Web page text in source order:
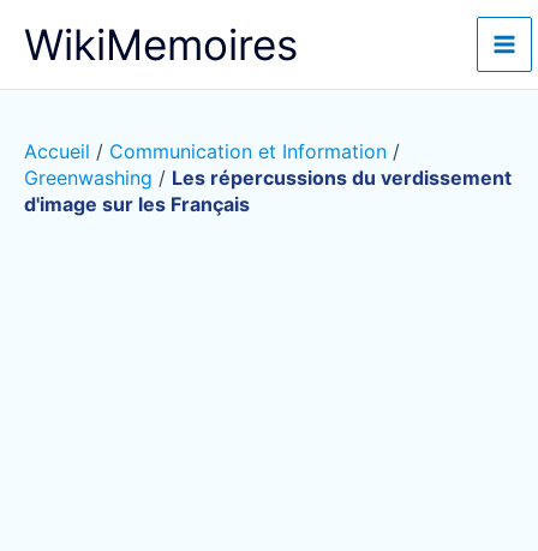
WikiMemoires
Accueil / Communication et Information /
Greenwashing / Les répercussions du verdissement
d'image sur les Français